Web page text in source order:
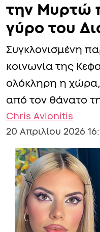
την Μυρτώ
γύρο του
Συγκλονισμένη
κοινωνία της
ολόκληρη η χώρα,
από τον θάνατο
Chris Avlonitis
20 Απριλίου 2026